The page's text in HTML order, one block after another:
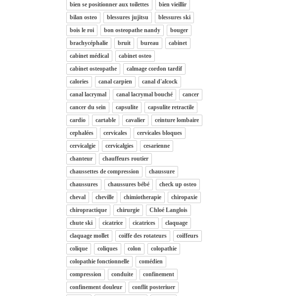
bien se positionner aux toilettes
bien vieillir
bilan osteo
blessures jujitsu
blessures ski
bois le roi
bon osteopathe nandy
bouger
brachycéphalie
bruit bureau
cabinet
cabinet médical
cabinet osteo
cabinet osteopathe
calmage cordon tardif
calories
canal carpien
canal d'alcock
canal lacrymal
canal lacrymal bouché
cancer
cancer du sein
capsulite
capsulite retractile
cardio
cartable cavalier
ceinture lombaire
cephalées
cervicales
cervicales bloques
cervicalgie
cervicalgies
cesarienne
chanteur
chauffeurs routier
chaussettes de compression
chaussure
chaussures
chaussures bébé
check up osteo
cheval
cheville chimiotherapie
chiropaxie
chiropractique
chirurgie
Chloé Langlois
chute ski
cicatrice cicatrices
claquage
claquage mollet
coiffe des rotateurs
coiffeurs
colique
coliques colon
colopathie
colopathie fonctionnelle
comédien
compression
conduite
confinement
confinement douleur
conflit posteriuer